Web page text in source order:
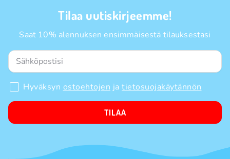
Tilaa uutiskirjeemme!
Saat 10% alennuksen ensimmäisestä tilauksestasi
Hyväksyn ostoehtojen ja tietosuojakäytännön
TILAA